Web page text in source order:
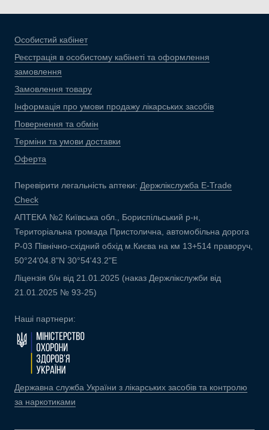
Особистий кабінет
Реєстрація в особистому кабінеті та оформлення
замовлення
Замовлення товару
Інформація про умови продажу лікарських засобів
Повернення та обмін
Терміни та умови доставки
Оферта
Перевірити легальність аптеки: Держлікслужба E-Trade
Check
АПТЕКА №2 Київська обл., Бориспільський р-н,
Територіальна громада Пристолична, автомобільна дорога
Р-03 Північно-східний обхід м.Києва на км 13+514 праворуч,
50°24'04.8"N 30°54'43.2"E
Ліцензія б/н від 21.01.2025 (наказ Держлікслужби від
21.01.2025 № 93-25)
Наші партнери:
Державна служба України з лікарських засобів та контролю
за наркотиками